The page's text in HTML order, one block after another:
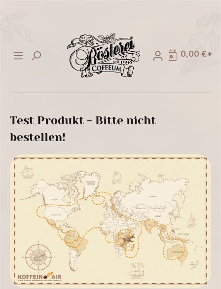
0,00 €*
Test Produkt - Bitte nicht
bestellen!